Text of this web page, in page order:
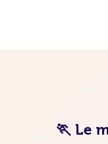
🏃 Le